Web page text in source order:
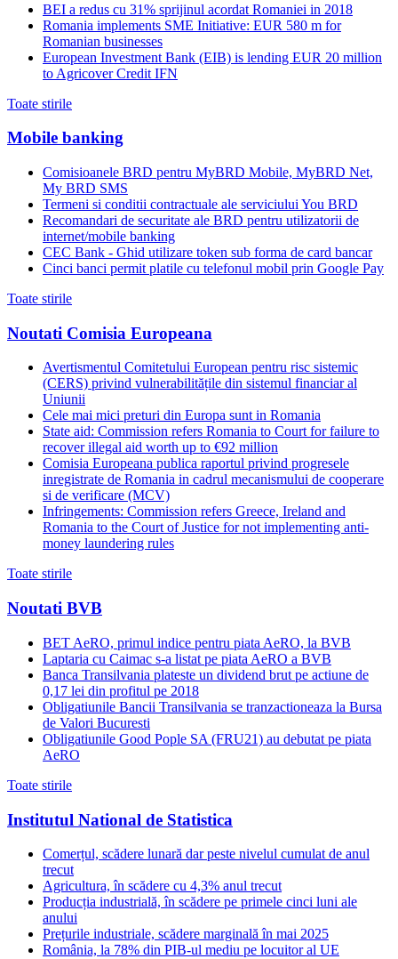
BEI a redus cu 31% sprijinul acordat Romaniei in 2018
Romania implements SME Initiative: EUR 580 m for
Romanian businesses
European Investment Bank (EIB) is lending EUR 20 million
to Agricover Credit IFN
Toate stirile
Mobile banking
Comisioanele BRD pentru MyBRD Mobile, MyBRD Net,
My BRD SMS
Termeni si conditii contractuale ale serviciului You BRD
Recomandari de securitate ale BRD pentru utilizatorii de
internet/mobile banking
CEC Bank - Ghid utilizare token sub forma de card bancar
Cinci banci permit platile cu telefonul mobil prin Google Pay
Toate stirile
Noutati Comisia Europeana
Avertismentul Comitetului European pentru risc sistemic
(CERS) privind vulnerabilitățile din sistemul financiar al
Uniunii
Cele mai mici preturi din Europa sunt in Romania
State aid: Commission refers Romania to Court for failure to
recover illegal aid worth up to €92 million
Comisia Europeana publica raportul privind progresele
inregistrate de Romania in cadrul mecanismului de cooperare
si de verificare (MCV)
Infringements: Commission refers Greece, Ireland and
Romania to the Court of Justice for not implementing anti-
money laundering rules
Toate stirile
Noutati BVB
BET AeRO, primul indice pentru piata AeRO, la BVB
Laptaria cu Caimac s-a listat pe piata AeRO a BVB
Banca Transilvania plateste un dividend brut pe actiune de
0,17 lei din profitul pe 2018
Obligatiunile Bancii Transilvania se tranzactioneaza la Bursa
de Valori Bucuresti
Obligatiunile Good Pople SA (FRU21) au debutat pe piata
AeRO
Toate stirile
Institutul National de Statistica
Comerțul, scădere lunară dar peste nivelul cumulat de anul
trecut
Agricultura, în scădere cu 4,3% anul trecut
Producția industrială, în scădere pe primele cinci luni ale
anului
Prețurile industriale, scădere marginală în mai 2025
România, la 78% din PIB-ul mediu pe locuitor al UE